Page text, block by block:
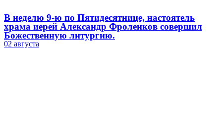
В неделю 9-ю по Пятидесятнице, настоятель
храма иерей Александр Фроленков совершил
Божественную литургию.
02 августа